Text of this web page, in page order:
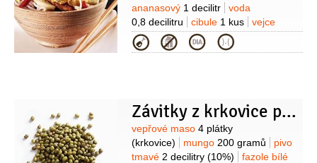
ananasový 1 decilitr
voda
0,8 decilitru
cibule 1 kus
vejce
1 kus
olej arašídový4 lžíce
omáčka2 lžíce
Kategorie
Závitky z krkovice plněné fazolemi a mungem
Suroviny
vepřové maso 4 plátky
(krkovice)
mungo 200 gramů
pivo
tmavé 2 decilitry (10%)
fazole bílé